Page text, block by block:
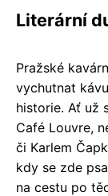
Literární
Pražské
vychutnat
historie. Ať už
Café Louvre,
či Karlem
kdy se zde
na cestu po